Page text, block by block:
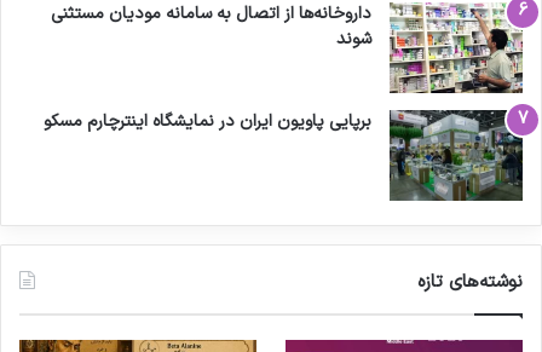
داروخانه‌ها از اتصال به سامانه مودیان مستثنی
شوند
برپایی پاویون ایران در نمایشگاه اینترچارم مسکو
نوشته‌های تازه